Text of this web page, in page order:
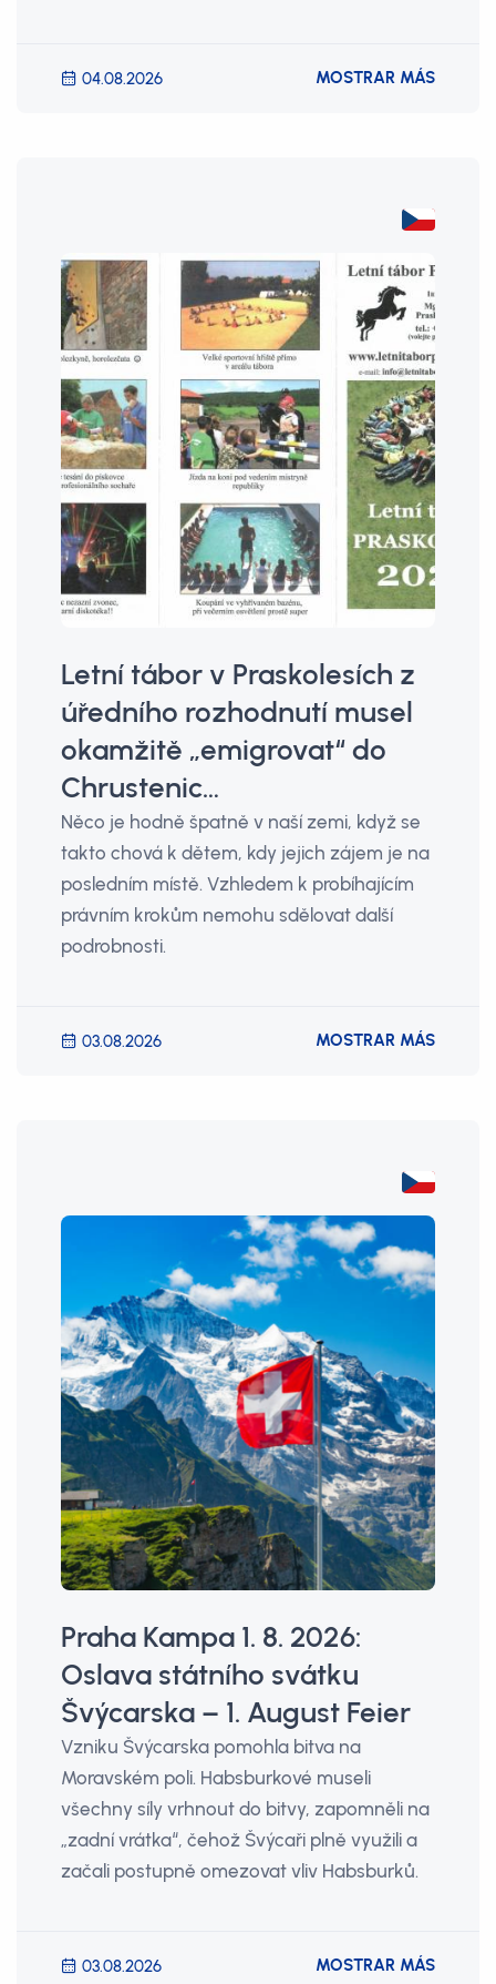
04.08.2026 MOSTRAR MÁS
Letní tábor v Praskolesích z
úředního rozhodnutí musel
okamžitě „emigrovat“ do
Chrustenic…
Něco je hodně špatně v naší zemi, když se
takto chová k dětem, kdy jejich zájem je na
posledním místě. Vzhledem k probíhajícím
právním krokům nemohu sdělovat další
podrobnosti.
03.08.2026 MOSTRAR MÁS
Praha Kampa 1. 8. 2026:
Oslava státního svátku
Švýcarska – 1. August Feier
Vzniku Švýcarska pomohla bitva na
Moravském poli. Habsburkové museli
všechny síly vrhnout do bitvy, zapomněli na
„zadní vrátka“, čehož Švýcaři plně využili a
začali postupně omezovat vliv Habsburků.
03.08.2026 MOSTRAR MÁS